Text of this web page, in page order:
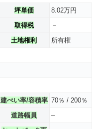
坪単価
8.02万円
取得税
－
土地権利
所有権
建ぺい率/容積率 70％ / 200％
道路幅員
–